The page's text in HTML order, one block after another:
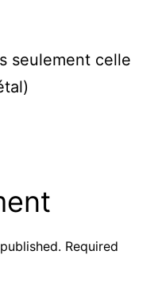
seulement celle
Required